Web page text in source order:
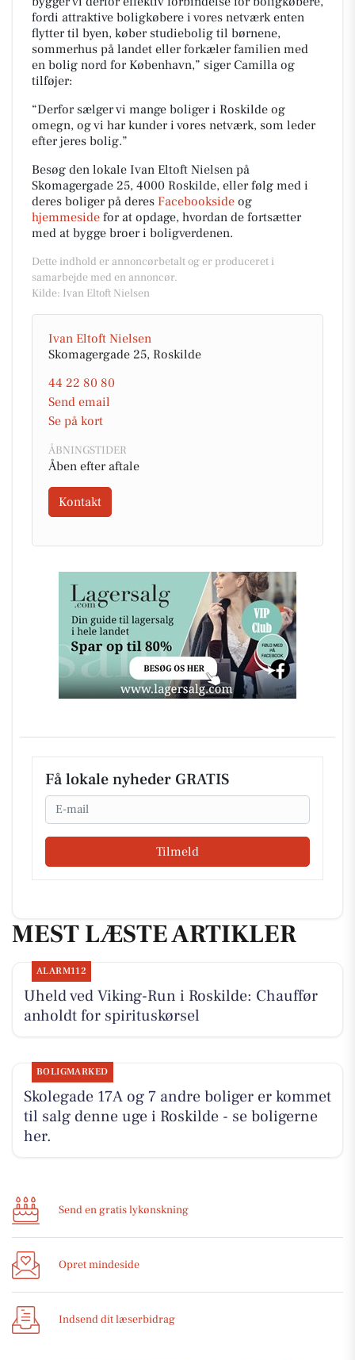
fordi attraktive boligkøbere i vores netværk enten
flytter til byen, køber studiebolig til børnene,
sommerhus på landet eller forkæler familien med
en bolig nord for København,” siger Camilla og
tilføjer:
“Derfor sælger vi mange boliger i Roskilde og
omegn, og vi har kunder i vores netværk, som leder
efter jeres bolig.”
Besøg den lokale Ivan Eltoft Nielsen på
Skomagergade 25, 4000 Roskilde, eller følg med i
deres boliger på deres Facebookside og
hjemmeside for at opdage, hvordan de fortsætter
med at bygge broer i boligverdenen.
Dette indhold er annoncørbetalt og er produceret i
samarbejde med en annoncør.
Kilde: Ivan Eltoft Nielsen
Ivan Eltoft Nielsen
Skomagergade 25, Roskilde
44 22 80 80
Send email
Se på kort
ÅBNINGSTIDER
Åben efter aftale
Kontakt
Få lokale nyheder GRATIS
Email
Tilmeld
MEST LÆSTE ARTIKLER
ALARM112
Uheld ved Viking-Run i Roskilde: Chauffør
anholdt for spirituskørsel
BOLIGMARKED
Skolegade 17A og 7 andre boliger er kommet
til salg denne uge i Roskilde - se boligerne
her.
Send en gratis lykønskning
Opret mindeside
Indsend dit læserbidrag